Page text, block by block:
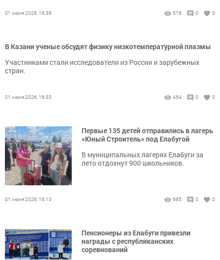
01 июня 2026, 16:39 516 0 0
В Казани ученые обсудят физику низкотемпературной плазмы
Участниками стали исследователи из России и зарубежных
стран.
01 июня 2026, 16:33 454 0 0
Первые 135 детей отправились в лагерь
«Юный Строитель» под Елабугой
В муниципальных лагерях Елабуги за
лето отдохнут 900 школьников.
01 июня 2026, 16:13 685 0 0
Пенсионеры из Елабуги привезли
награды с республиканских
соревнований